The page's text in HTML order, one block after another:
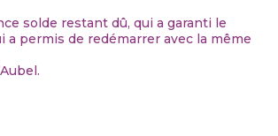
solde restant dû, qui a garanti le
permis de redémarrer avec la même